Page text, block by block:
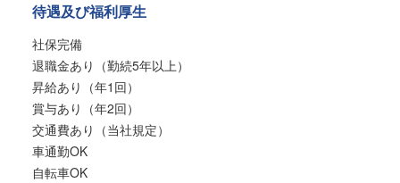
待遇及び福利厚生
社保完備
退職金あり（勤続5年以上）
昇給あり（年1回）
賞与あり（年2回）
交通費あり（当社規定）
車通勤OK
自転車OK